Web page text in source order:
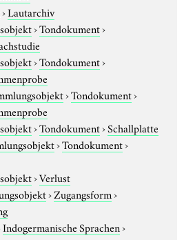
›Lautarchiv
›Tondokument›
›Tondokument›
›Tondokument›
›Tondokument›Schallplatte
›Tondokument›
›Verlust
›Zugangsform›
Indogermanische Sprachen›